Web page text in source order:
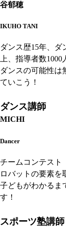
谷郁穂
IKUHO TANI
ダンス歴15年、ダ
上、指導者数1000
ダンスの可能性は
ていこう！
ダンス講師
MICHI
Dancer
チームコンテスト
ロバットの要素を
子どもがわかるま
す！
スポーツ塾講師